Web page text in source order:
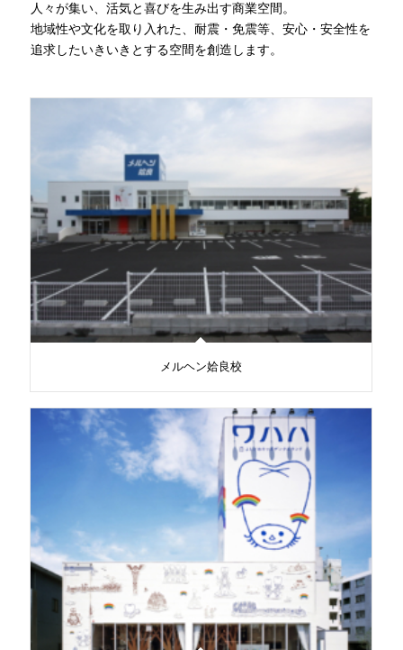
人々が集い、活気と喜びを生み出す商業空間。
地域性や文化を取り入れた、耐震・免震等、安心・安全性を
追求したいきいきとする空間を創造します。
メルヘン姶良校